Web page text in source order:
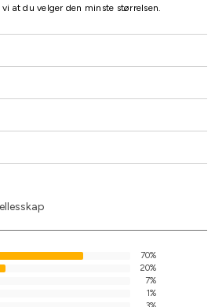
at du velger den minste størrelsen.
70%
20%
7%
1%